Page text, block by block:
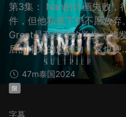
第3集： Nan的计画失败，
件，但他私底下仍不愿放
Great是商学院的学生，他
后的未来的超能力，这也使
47m泰国2024
限
字幕